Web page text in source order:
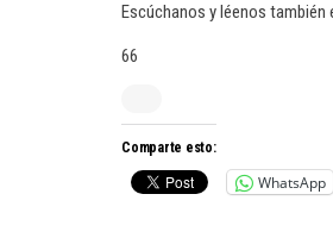
Escúchanos y léenos también
66
Comparte esto:
WhatsApp